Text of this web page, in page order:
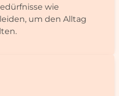
wie
um den Alltag